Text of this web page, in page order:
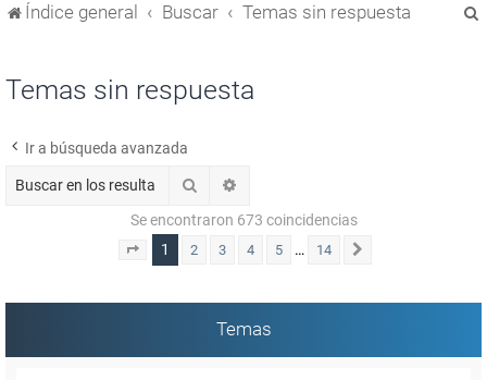
Índice general Buscar Temas sin respuesta
Temas sin respuesta
Ir a búsqueda avanzada
Buscar
Se encontraron 673 coincidencias
Página 1de 14
1 2 3 4 5 … 14
Temas